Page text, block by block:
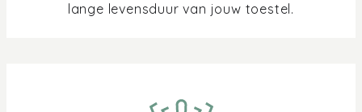
lange levensduur van jouw toestel.